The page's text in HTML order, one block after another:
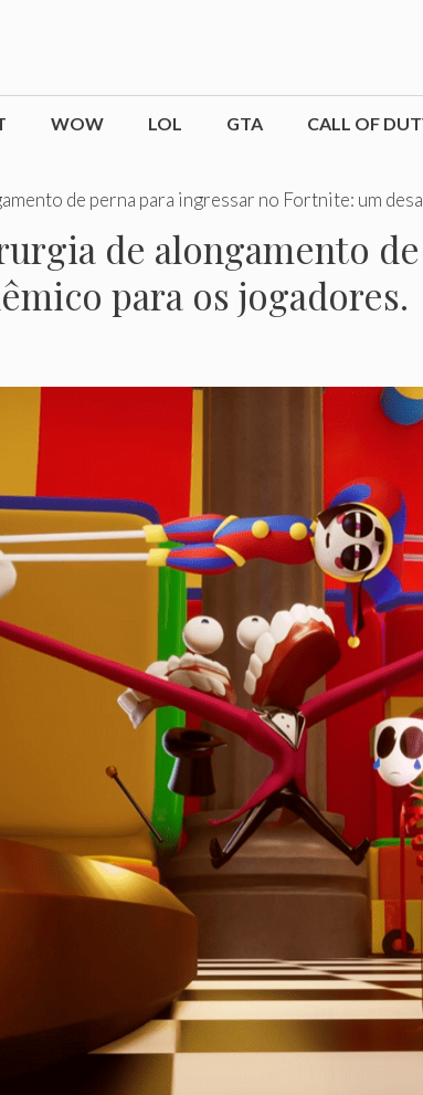
WOW LOL GTA CALL OF
de perna para ingressar no Fortnite: um
de alongamento
para os jogadores.